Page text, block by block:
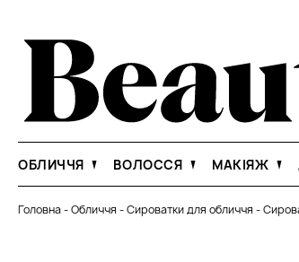
ОБЛИЧЧЯ ВОЛОССЯ МАКІЯЖ
Головна-Обличчя -Сироватки для обличчя -